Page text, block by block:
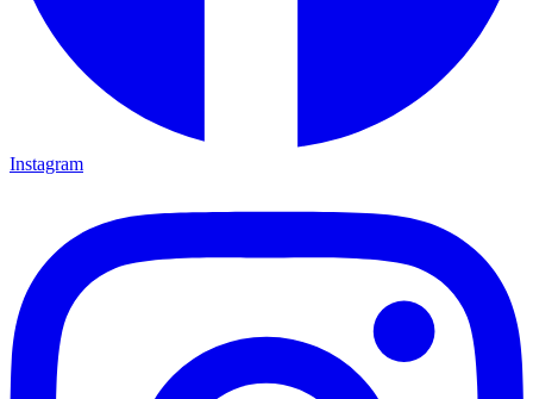
Instagram